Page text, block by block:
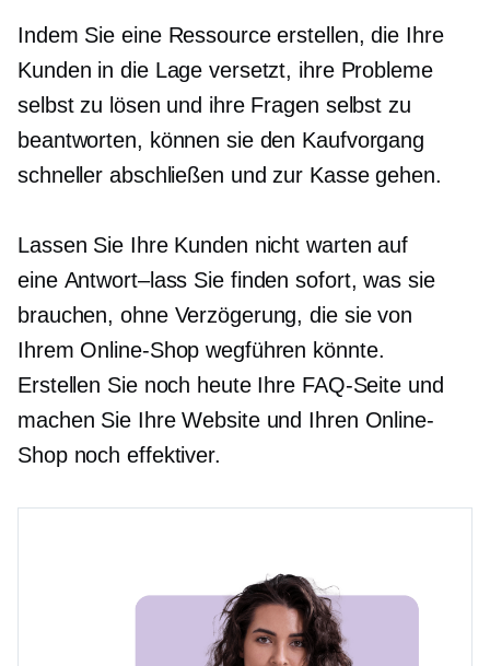
Indem Sie eine Ressource erstellen, die Ihre
Kunden in die Lage versetzt, ihre Probleme
selbst zu lösen und ihre Fragen selbst zu
beantworten, können sie den Kaufvorgang
schneller abschließen und zur Kasse gehen.
Lassen Sie Ihre Kunden nicht warten auf
eine Antwort–lass Sie finden sofort, was sie
brauchen, ohne Verzögerung, die sie von
Ihrem Online-Shop wegführen könnte.
Erstellen Sie noch heute Ihre FAQ-Seite und
machen Sie Ihre Website und Ihren Online-
Shop noch effektiver.